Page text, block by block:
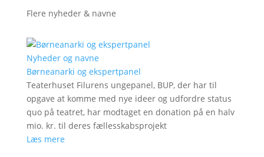
Flere nyheder & navne
Nyheder og navne
Børneanarki og ekspertpanel
Teaterhuset Filurens ungepanel, BUP, der har til
opgave at komme med nye ideer og udfordre status
quo på teatret, har modtaget en donation på en halv
mio. kr. til deres fællesskabsprojekt
Læs mere